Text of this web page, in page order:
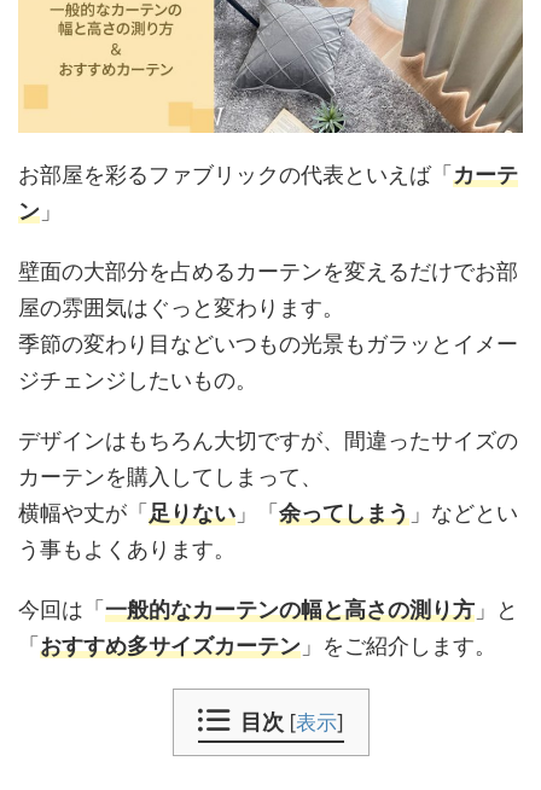
お部屋を彩るファブリックの代表といえば「カーテ
ン 」
壁面の大部分を占めるカーテンを変えるだけでお部
屋の雰囲気はぐっと変わります。
季節の変わり目などいつもの光景もガラッとイメー
ジチェンジしたいもの。
デザインはもちろん大切ですが、間違ったサイズの
カーテンを購入してしまって、
横幅や丈が「足りない 」「余ってしまう 」などとい
う事もよくあります。
今回は「一般的なカーテンの幅と高さの測り方 」と
「おすすめ多サイズカーテン 」をご紹介します。
目次 [表示]